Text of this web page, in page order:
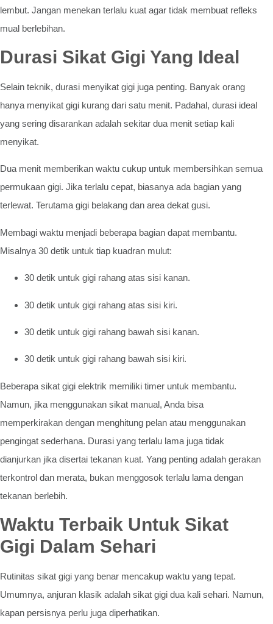
lembut. Jangan menekan terlalu kuat agar tidak membuat refleks
mual berlebihan.
Durasi Sikat Gigi Yang Ideal
Selain teknik, durasi menyikat gigi juga penting. Banyak orang
hanya menyikat gigi kurang dari satu menit. Padahal, durasi ideal
yang sering disarankan adalah sekitar dua menit setiap kali
menyikat.
Dua menit memberikan waktu cukup untuk membersihkan semua
permukaan gigi. Jika terlalu cepat, biasanya ada bagian yang
terlewat. Terutama gigi belakang dan area dekat gusi.
Membagi waktu menjadi beberapa bagian dapat membantu.
Misalnya 30 detik untuk tiap kuadran mulut:
30 detik untuk gigi rahang atas sisi kanan.
30 detik untuk gigi rahang atas sisi kiri.
30 detik untuk gigi rahang bawah sisi kanan.
30 detik untuk gigi rahang bawah sisi kiri.
Beberapa sikat gigi elektrik memiliki timer untuk membantu.
Namun, jika menggunakan sikat manual, Anda bisa
memperkirakan dengan menghitung pelan atau menggunakan
pengingat sederhana. Durasi yang terlalu lama juga tidak
dianjurkan jika disertai tekanan kuat. Yang penting adalah gerakan
terkontrol dan merata, bukan menggosok terlalu lama dengan
tekanan berlebih.
Waktu Terbaik Untuk Sikat
Gigi Dalam Sehari
Rutinitas sikat gigi yang benar mencakup waktu yang tepat.
Umumnya, anjuran klasik adalah sikat gigi dua kali sehari. Namun,
kapan persisnya perlu juga diperhatikan.